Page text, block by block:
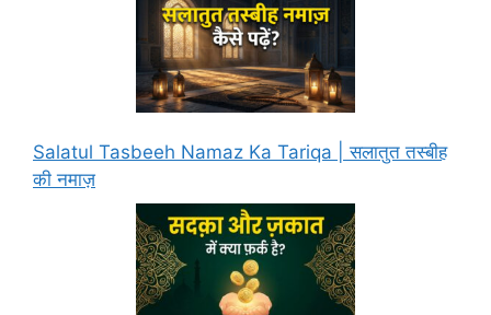
Salatul Tasbeeh Namaz Ka Tariqa | सलातुत तस्बीह
की नमाज़